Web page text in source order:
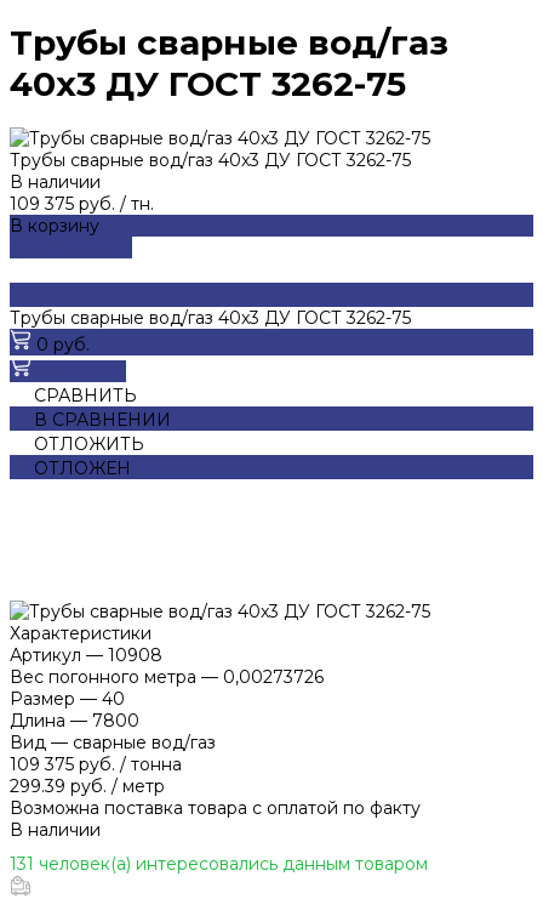
Трубы сварные вод/газ
40x3 ДУ ГОСТ 3262-75
Трубы сварные вод/газ 40x3 ДУ ГОСТ 3262-75
В наличии
109 375 руб. / тн.
В корзину
Трубы сварные вод/газ 40x3 ДУ ГОСТ 3262-75
0 руб.
СРАВНИТЬ
В СРАВНЕНИИ
ОТЛОЖИТЬ
ОТЛОЖЕН
Характеристики
Артикул — 10908
Вес погонного метра — 0,00273726
Размер — 40
Длина — 7800
Вид — сварные вод/газ
109 375 руб. / тонна
299.39 руб. / метр
Возможна поставка товара с оплатой по факту
В наличии
131 человек(а) интересовались данным товаром